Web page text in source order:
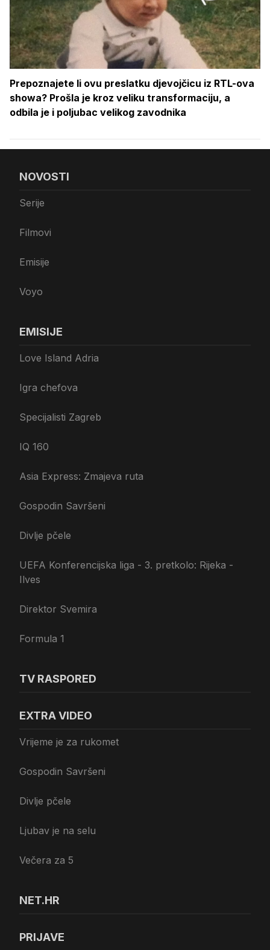
Prepoznajete li ovu preslatku djevojčicu iz RTL-ova
showa? Prošla je kroz veliku transformaciju, a
odbila je i poljubac velikog zavodnika
NOVOSTI
Serije
Filmovi
Emisije
Voyo
EMISIJE
Love Island Adria
Igra chefova
Specijalisti Zagreb
IQ 160
Asia Express: Zmajeva ruta
Gospodin Savršeni
Divlje pčele
UEFA Konferencijska liga - 3. pretkolo: Rijeka -
Ilves
Direktor Svemira
Formula 1
TV RASPORED
EXTRA VIDEO
Vrijeme je za rukomet
Gospodin Savršeni
Divlje pčele
Ljubav je na selu
Večera za 5
NET.HR
PRIJAVE